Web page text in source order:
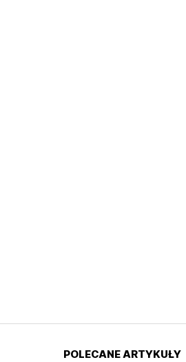
POLECANE ARTYKUŁY